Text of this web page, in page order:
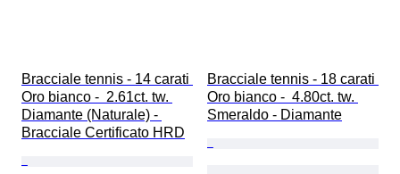
Bracciale tennis - 14 carati
Oro bianco -  2.61ct. tw.
Diamante (Naturale) -
Bracciale Certificato HRD
Bracciale tennis - 18 carati
Oro bianco -  4.80ct. tw.
Smeraldo - Diamante